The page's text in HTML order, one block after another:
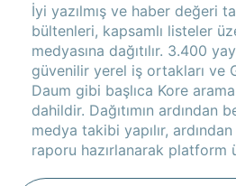
İyi yazılmış ve haber değeri
bültenleri, kapsamlı listeler
medyasına dağıtılır. 3.400
güvenilir yerel iş ortakları ve
Daum gibi başlıca Kore
dahildir. Dağıtımın ardından
medya takibi yapılır, ardından
raporu hazırlanarak platform